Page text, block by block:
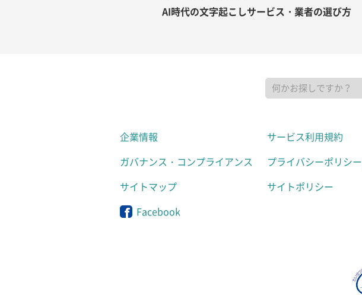
AI時代の文字起こしサービス・業者の選び方
企業情報
ガバナンス・コンプライアンス
サイトマップ
Facebook
サービス利用規約
プライバシーポリシー
サイトポリシー